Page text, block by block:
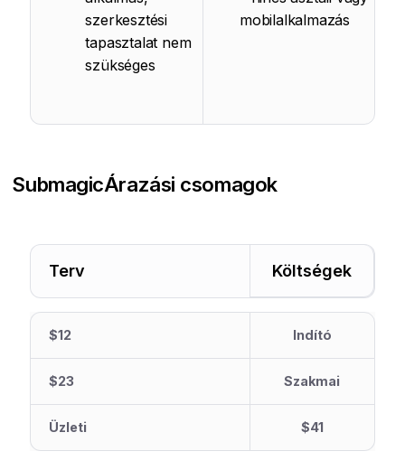
szerkesztési
tapasztalat nem
szükséges
mobilalkalmazás
SubmagicÁrazási csomagok
Terv Költségek
$12 Indító
$23 Szakmai
Üzleti $41